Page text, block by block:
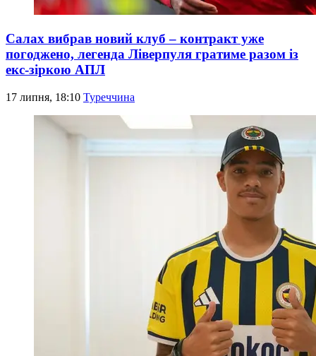
Салах вибрав новий клуб – контракт уже
погоджено, легенда Ліверпуля гратиме разом із
екс-зіркою АПЛ
17 липня, 18:10 Туреччина